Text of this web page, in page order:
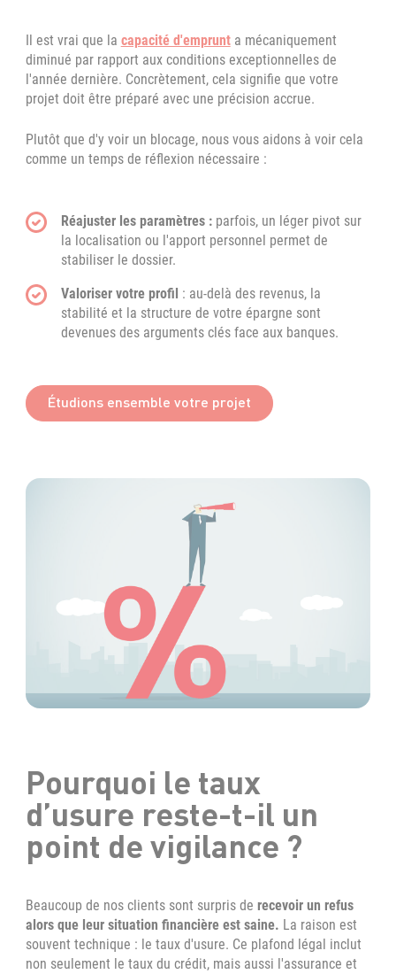
Il est vrai que la capacité d'emprunta mécaniquement
diminué par rapport aux conditions exceptionnelles de
l'année dernière. Concrètement, cela signifie que votre
projet doit être préparé avec une précision accrue.
Plutôt que d'y voir un blocage, nous vous aidons à voir cela
comme un temps de réflexion nécessaire :
Réajuster les paramètres :parfois, un léger pivot sur
la localisation ou l'apport personnel permet de
stabiliser le dossier.
Valoriser votre profil : au-delà des revenus, la
stabilité et la structure de votre épargne sont
devenues des arguments clés face aux banques.
Étudions ensemble votre projet
Pourquoi le taux
d’usure reste-t-il un
point de vigilance ?
Beaucoup de nos clients sont surpris de recevoir un refus
alors que leur situation financière est saine. La raison est
souvent technique : le taux d'usure. Ce plafond légal inclut
non seulement le taux du crédit, mais aussi l'assurance et